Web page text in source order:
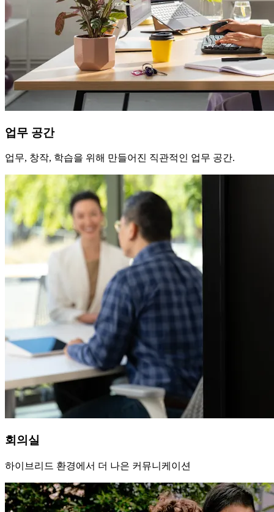
업무 공간
업무, 창작, 학습을 위해 만들어진 직관적인 업무 공간.
회의실
하이브리드 환경에서 더 나은 커뮤니케이션